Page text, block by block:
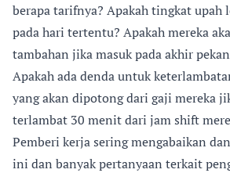
berapa tarifnya? Apakah tingkat upah
pada hari tertentu? Apakah mereka
tambahan jika masuk pada akhir
Apakah ada denda untuk
yang akan dipotong dari gaji mereka
terlambat 30 menit dari jam shift
Pemberi kerja sering mengabaikan
ini dan banyak pertanyaan terkait